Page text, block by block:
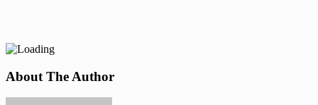
About The Author